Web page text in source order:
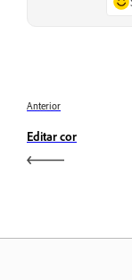
Anterior
Editar cor